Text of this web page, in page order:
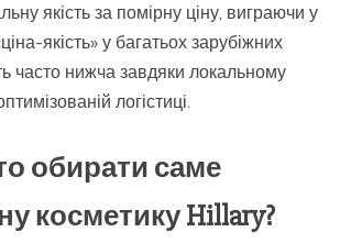
якість за помірну ціну, виграючи у
якість» у багатьох зарубіжних
часто нижча завдяки локальному
логістиці.
обирати саме
косметику Hillary?